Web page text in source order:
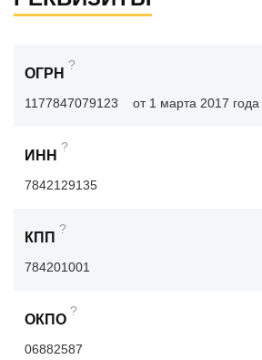
ОГРН
?
1177847079123 от 1 марта 2017 года
ИНН
?
7842129135
КПП
?
784201001
ОКПО
?
06882587